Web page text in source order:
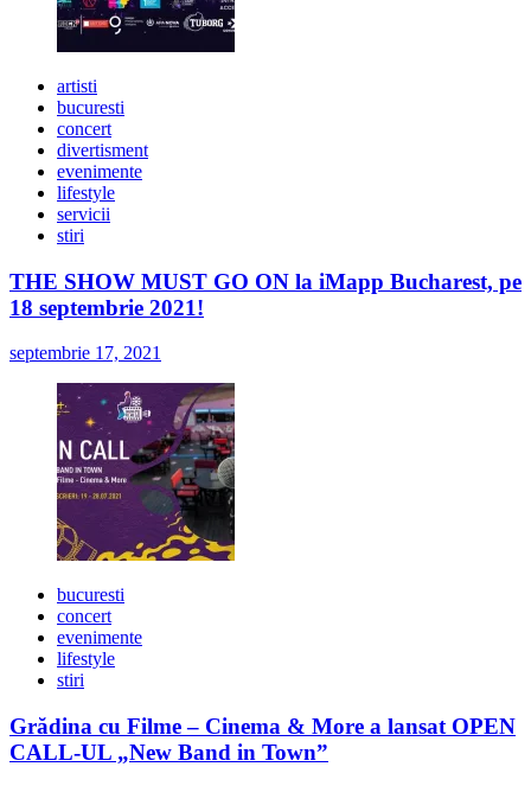
artisti
bucuresti
concert
divertisment
evenimente
lifestyle
servicii
stiri
THE SHOW MUST GO ON la iMapp Bucharest, pe
18 septembrie 2021!
septembrie 17, 2021
bucuresti
concert
evenimente
lifestyle
stiri
Grădina cu Filme – Cinema & More a lansat OPEN
CALL-UL „New Band in Town”